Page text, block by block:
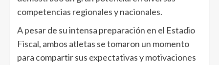
competencias regionales y nacionales.
A pesar de su intensa preparación en el Estadio
Fiscal, ambos atletas se tomaron un momento
para compartir sus expectativas y motivaciones